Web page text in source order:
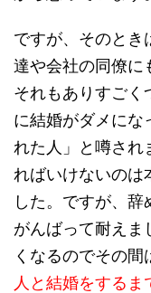
ですが、そのとき
達や会社の同僚に
それもありすごく
に結婚がダメにな
れた人」と噂され
ればいけないのは
した。ですが、辞
がんばって耐えま
くなるのでその間
人と結婚をするま